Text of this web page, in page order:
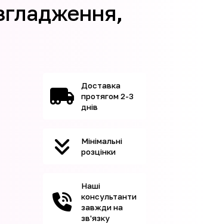
Доставка
протягом 2-3
днів
Мінімальні
розцінки
Наші
консультанти
завжди на
зв'язку